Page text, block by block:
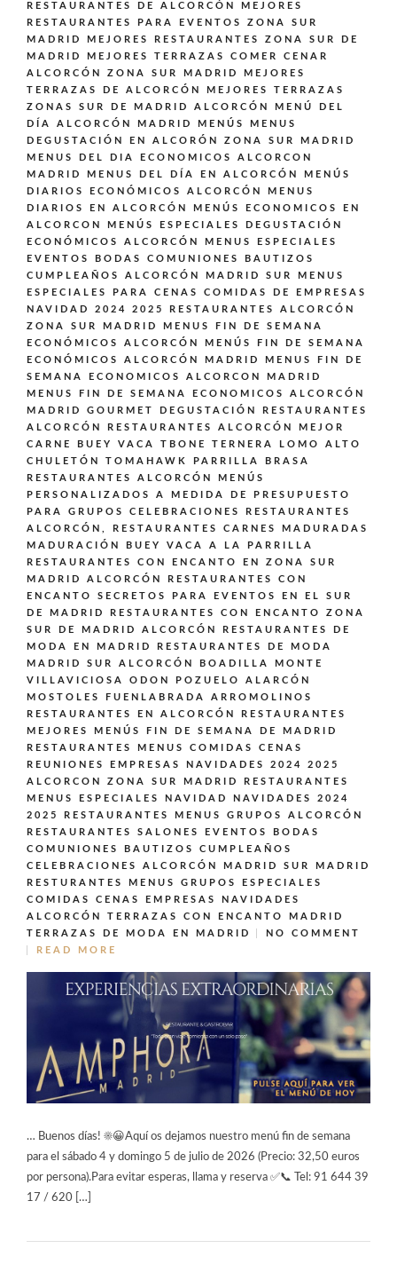
RESTAURANTES DE ALCORCÓN
MEJORES
RESTAURANTES PARA EVENTOS ZONA SUR
MADRID
MEJORES RESTAURANTES ZONA SUR DE
MADRID
MEJORES TERRAZAS COMER CENAR
ALCORCÓN ZONA SUR MADRID
MEJORES
TERRAZAS DE ALCORCÓN
MEJORES TERRAZAS
ZONAS SUR DE MADRID ALCORCÓN
MENÚ DEL
DÍA ALCORCÓN MADRID
MENÚS
MENUS
DEGUSTACIÓN EN ALCORÓN ZONA SUR MADRID
MENUS DEL DIA ECONOMICOS ALCORCON
MADRID
MENUS DEL DÍA EN ALCORCÓN
MENÚS
DIARIOS ECONÓMICOS ALCORCÓN
MENUS
DIARIOS EN ALCORCÓN
MENÚS ECONOMICOS EN
ALCORCON
MENÚS ESPECIALES DEGUSTACIÓN
ECONÓMICOS ALCORCÓN
MENUS ESPECIALES
EVENTOS BODAS COMUNIONES BAUTIZOS
CUMPLEAÑOS ALCORCÓN MADRID SUR
MENUS
ESPECIALES PARA CENAS COMIDAS DE EMPRESAS
NAVIDAD 2024 2025 RESTAURANTES ALCORCÓN
ZONA SUR MADRID
MENUS FIN DE SEMANA
ECONÓMICOS ALCORCÓN
MENÚS FIN DE SEMANA
ECONÓMICOS ALCORCÓN MADRID
MENUS FIN DE
SEMANA ECONOMICOS ALCORCON MADRID
MENUS FIN DE SEMANA ECONOMICOS ALCORCÓN
MADRID GOURMET DEGUSTACIÓN
RESTAURANTES
ALCORCÓN
RESTAURANTES ALCORCÓN MEJOR
CARNE BUEY VACA TBONE TERNERA LOMO ALTO
CHULETÓN TOMAHAWK PARRILLA BRASA
RESTAURANTES ALCORCÓN MENÚS
PERSONALIZADOS A MEDIDA DE PRESUPUESTO
PARA GRUPOS CELEBRACIONES
RESTAURANTES
ALCORCÓN,
RESTAURANTES CARNES MADURADAS
MADURACIÓN BUEY VACA A LA PARRILLA
RESTAURANTES CON ENCANTO EN ZONA SUR
MADRID ALCORCÓN
RESTAURANTES CON
ENCANTO SECRETOS PARA EVENTOS EN EL SUR
DE MADRID
RESTAURANTES CON ENCANTO ZONA
SUR DE MADRID ALCORCÓN
RESTAURANTES DE
MODA EN MADRID
RESTAURANTES DE MODA
MADRID SUR ALCORCÓN BOADILLA MONTE
VILLAVICIOSA ODON POZUELO ALARCÓN
MOSTOLES FUENLABRADA ARROMOLINOS
RESTAURANTES EN ALCORCÓN
RESTAURANTES
MEJORES MENÚS FIN DE SEMANA DE MADRID
RESTAURANTES MENUS COMIDAS CENAS
REUNIONES EMPRESAS NAVIDADES 2024 2025
ALCORCON ZONA SUR MADRID
RESTAURANTES
MENUS ESPECIALES NAVIDAD NAVIDADES 2024
2025
RESTAURANTES MENUS GRUPOS ALCORCÓN
RESTAURANTES SALONES EVENTOS BODAS
COMUNIONES BAUTIZOS CUMPLEAÑOS
CELEBRACIONES ALCORCÓN MADRID SUR MADRID
RESTURANTES MENUS GRUPOS ESPECIALES
COMIDAS CENAS EMPRESAS NAVIDADES
ALCORCÓN
TERRAZAS CON ENCANTO MADRID
TERRAZAS DE MODA EN MADRID
NO COMMENT
READ MORE
… Buenos días! ☀️😀Aquí os dejamos nuestro menú fin de semana
para el sábado 4 y domingo 5 de julio de 2026 (Precio: 32,50 euros
por persona).Para evitar esperas, llama y reserva ✅📞 Tel: 91 644 39
17 / 620 […]